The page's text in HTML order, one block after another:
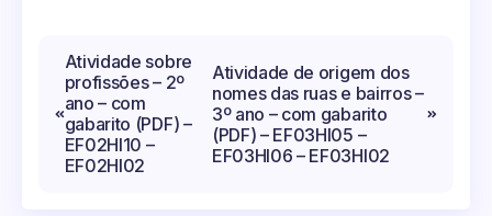
Navegação
de
Post
Atividade sobre
profissões – 2º
ano – com
gabarito (PDF) –
EF02HI10 –
EF02HI02
Atividade de origem dos
nomes das ruas e bairros –
3º ano – com gabarito
(PDF) – EF03HI05 –
EF03HI06 – EF03HI02